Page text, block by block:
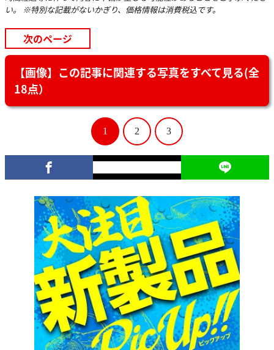
い。 ※特別な記載がないかぎり、価格情報は消費税込です。
次のページ
【画像】この記事に関連する写真をすべて見る(全
18点）
1 2 3